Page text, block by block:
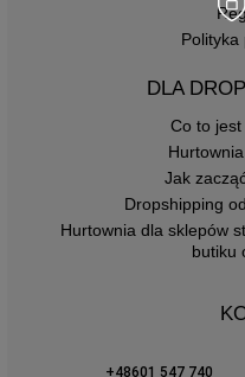
Polityka
DLA
Co to
Jak
Dropshipping
Hurtownia dla sklepów
butiku
+48601 547 740